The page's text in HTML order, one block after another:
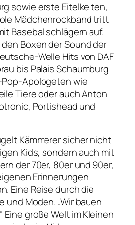
sowie erste Eitelkeiten,
Mädchenrockband tritt
Baseballschlägern auf.
Boxen der Sound der
Welle Hits von DAF
bis Palais Schaumburg
Apologeten wie
Tiere oder auch Anton
Portishead und
Kämmerer sicher nicht
Kids, sondern auch mit
der 70er, 80er und 90er,
Erinnerungen
Eine Reise durch die
und Moden. „Wir bauen
Eine große Welt im Kleinen